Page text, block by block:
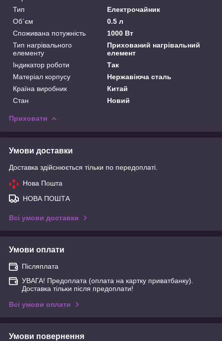
Тип
Електрочайник
Об`єм
0.5 л
Споживана потужність
1000 Вт
Тип нагрівального
елементу
Прихований нагрівальний
елемент
Індикатор роботи
Так
Матеріал корпусу
Нержавіюча сталь
Країна виробник
Китай
Стан
Новий
Приховати
Умови доставки
Доставка здійснюється тільки по передоплаті.
Нова Пошта
НОВА ПОШТА
Всі умови доставки
Умови оплати
Післяплата
УВАГА! Предоплата (оплата на картку приватбанку).
Доставка тільки після предоплати!
Всі умови оплати
Умови повернення